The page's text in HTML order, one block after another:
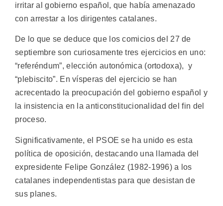
irritar al gobierno español, que había amenazado
con arrestar a los dirigentes catalanes.
De lo que se deduce que los comicios del 27 de
septiembre son curiosamente tres ejercicios en uno:
“referéndum”, elección autonómica (ortodoxa), y
“plebiscito”. En vísperas del ejercicio se han
acrecentado la preocupación del gobierno español y
la insistencia en la anticonstitucionalidad del fin del
proceso.
Significativamente, el PSOE se ha unido es esta
política de oposición, destacando una llamada del
expresidente Felipe González (1982-1996) a los
catalanes independentistas para que desistan de
sus planes.